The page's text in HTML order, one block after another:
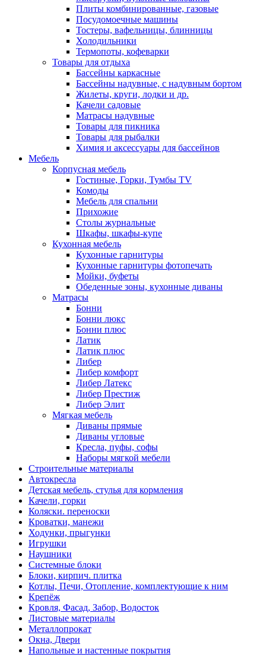
Плиты комбинированные, газовые
Посудомоечные машины
Тостеры, вафельницы, блинницы
Холодильники
Термопоты, кофеварки
Товары для отдыха
Бассейны каркасные
Бассейны надувные, с надувным бортом
Жилеты, круги, лодки и др.
Качели садовые
Матрасы надувные
Товары для пикника
Товары для рыбалки
Химия и аксессуары для бассейнов
Мебель
Корпусная мебель
Гостиные, Горки, Тумбы TV
Комоды
Мебель для спальни
Прихожие
Столы журнальные
Шкафы, шкафы-купе
Кухонная мебель
Кухонные гарнитуры
Кухонные гарнитуры фотопечать
Мойки, буфеты
Обеденные зоны, кухонные диваны
Матрасы
Бонни
Бонни люкс
Бонни плюс
Латик
Латик плюс
Либер
Либер комфорт
Либер Латекс
Либер Престиж
Либер Элит
Мягкая мебель
Диваны прямые
Диваны угловые
Кресла, пуфы, софы
Наборы мягкой мебели
Строительные материалы
Автокресла
Детская мебель, стулья для кормления
Качели, горки
Коляски. переноски
Кроватки, манежи
Ходунки, прыгунки
Игрушки
Наушники
Системные блоки
Блоки, кирпич. плитка
Котлы, Печи, Отопление, комплектующие к ним
Крепёж
Кровля, Фасад, Забор, Водосток
Листовые материалы
Металлопрокат
Окна, Двери
Напольные и настенные покрытия